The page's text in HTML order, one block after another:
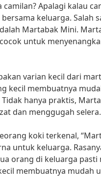
camilan? Apalagi kalau
keluarga. Salah
Martabak Mini.
untuk
varian kecil dari
kecil membuatnya
hanya praktis,
dan menggugah selera.
koki terkenal,
untuk keluarga.
orang di keluarga pasti
membuatnya mudah